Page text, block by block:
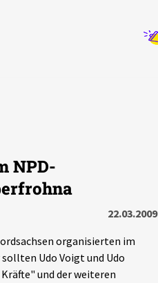
NPD-
22.03.2009
organisierten im
Udo Voigt und Udo
und der weiteren